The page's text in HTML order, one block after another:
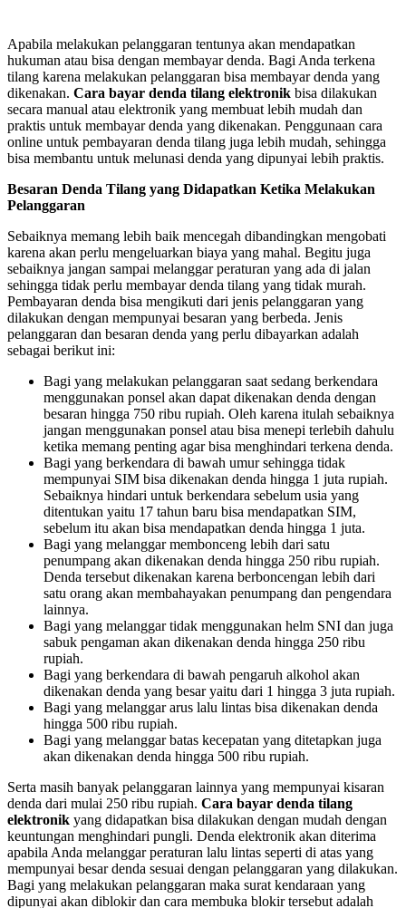
Apabila melakukan pelanggaran tentunya akan mendapatkan
hukuman atau bisa dengan membayar denda. Bagi Anda terkena
tilang karena melakukan pelanggaran bisa membayar denda yang
dikenakan. Cara bayar denda tilang elektronik bisa dilakukan
secara manual atau elektronik yang membuat lebih mudah dan
praktis untuk membayar denda yang dikenakan. Penggunaan cara
online untuk pembayaran denda tilang juga lebih mudah, sehingga
bisa membantu untuk melunasi denda yang dipunyai lebih praktis.
Besaran Denda Tilang yang Didapatkan Ketika Melakukan
Pelanggaran
Sebaiknya memang lebih baik mencegah dibandingkan mengobati
karena akan perlu mengeluarkan biaya yang mahal. Begitu juga
sebaiknya jangan sampai melanggar peraturan yang ada di jalan
sehingga tidak perlu membayar denda tilang yang tidak murah.
Pembayaran denda bisa mengikuti dari jenis pelanggaran yang
dilakukan dengan mempunyai besaran yang berbeda. Jenis
pelanggaran dan besaran denda yang perlu dibayarkan adalah
sebagai berikut ini:
Bagi yang melakukan pelanggaran saat sedang berkendara
menggunakan ponsel akan dapat dikenakan denda dengan
besaran hingga 750 ribu rupiah. Oleh karena itulah sebaiknya
jangan menggunakan ponsel atau bisa menepi terlebih dahulu
ketika memang penting agar bisa menghindari terkena denda.
Bagi yang berkendara di bawah umur sehingga tidak
mempunyai SIM bisa dikenakan denda hingga 1 juta rupiah.
Sebaiknya hindari untuk berkendara sebelum usia yang
ditentukan yaitu 17 tahun baru bisa mendapatkan SIM,
sebelum itu akan bisa mendapatkan denda hingga 1 juta.
Bagi yang melanggar membonceng lebih dari satu
penumpang akan dikenakan denda hingga 250 ribu rupiah.
Denda tersebut dikenakan karena berboncengan lebih dari
satu orang akan membahayakan penumpang dan pengendara
lainnya.
Bagi yang melanggar tidak menggunakan helm SNI dan juga
sabuk pengaman akan dikenakan denda hingga 250 ribu
rupiah.
Bagi yang berkendara di bawah pengaruh alkohol akan
dikenakan denda yang besar yaitu dari 1 hingga 3 juta rupiah.
Bagi yang melanggar arus lalu lintas bisa dikenakan denda
hingga 500 ribu rupiah.
Bagi yang melanggar batas kecepatan yang ditetapkan juga
akan dikenakan denda hingga 500 ribu rupiah.
Serta masih banyak pelanggaran lainnya yang mempunyai kisaran
denda dari mulai 250 ribu rupiah. Cara bayar denda tilang
elektronik yang didapatkan bisa dilakukan dengan mudah dengan
keuntungan menghindari pungli. Denda elektronik akan diterima
apabila Anda melanggar peraturan lalu lintas seperti di atas yang
mempunyai besar denda sesuai dengan pelanggaran yang dilakukan.
Bagi yang melakukan pelanggaran maka surat kendaraan yang
dipunyai akan diblokir dan cara membuka blokir tersebut adalah